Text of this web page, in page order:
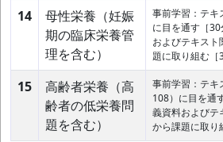
14
母性栄養（妊娠
期の臨床栄養管
理を含む）
事前学習：テキ
に目を通す［
およびテキス
題に取り組む［
15
高齢者栄養（高
齢者の低栄養問
題を含む）
事前学習：テキ
108）に目を通
義資料およびテ
から課題に取り